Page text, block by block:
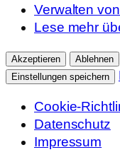
Verwalten
Lese mehr
Akzeptieren Ablehnen
Einstellungen speichern
Cookie-
Datenschutz
Impressum